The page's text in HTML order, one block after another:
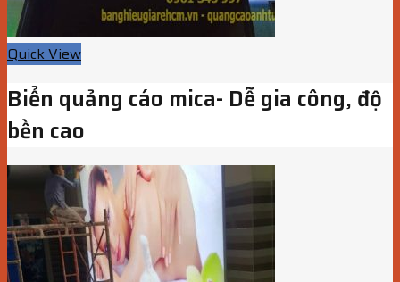
Quick View
Biển quảng cáo mica- Dễ gia công, độ
bền cao